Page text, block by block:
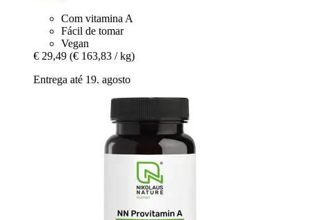
Com vitamina A
Fácil de tomar
Vegan
€ 29,49 (€ 163,83 / kg)
Entrega até 19. agosto